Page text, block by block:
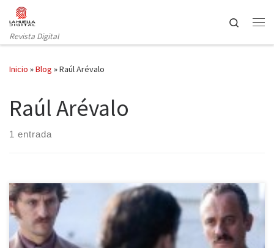
Saltar al contenido
Revista Digital
Search
Inicio »Blog »Raúl Arévalo
Raúl Arévalo
1 entrada
La resolución de una trama detectivesca no viene a ser el objetivo
principal, sino que la importancia de toda novela negra presenta